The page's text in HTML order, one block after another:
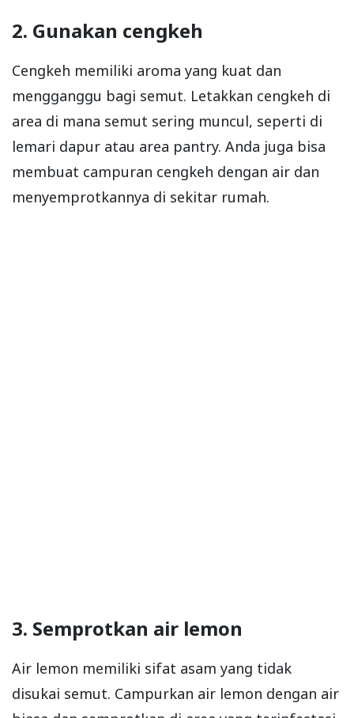
2. Gunakan cengkeh
Cengkeh memiliki aroma yang kuat dan
mengganggu bagi semut. Letakkan cengkeh di
area di mana semut sering muncul, seperti di
lemari dapur atau area pantry. Anda juga bisa
membuat campuran cengkeh dengan air dan
menyemprotkannya di sekitar rumah.
3. Semprotkan air lemon
Air lemon memiliki sifat asam yang tidak
disukai semut. Campurkan air lemon dengan air